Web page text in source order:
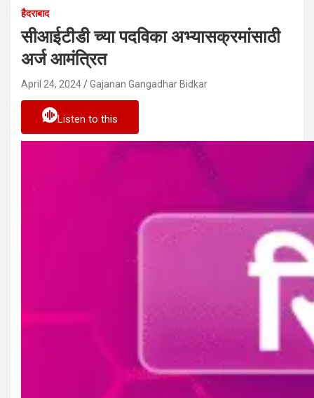
हैदराबाद
सीआईटीडी च्या पदविका अभ्यासक्रमांसाठी
अर्ज आमंत्रित
April 24, 2024 Gajanan Gangadhar Bidkar
Listen to this